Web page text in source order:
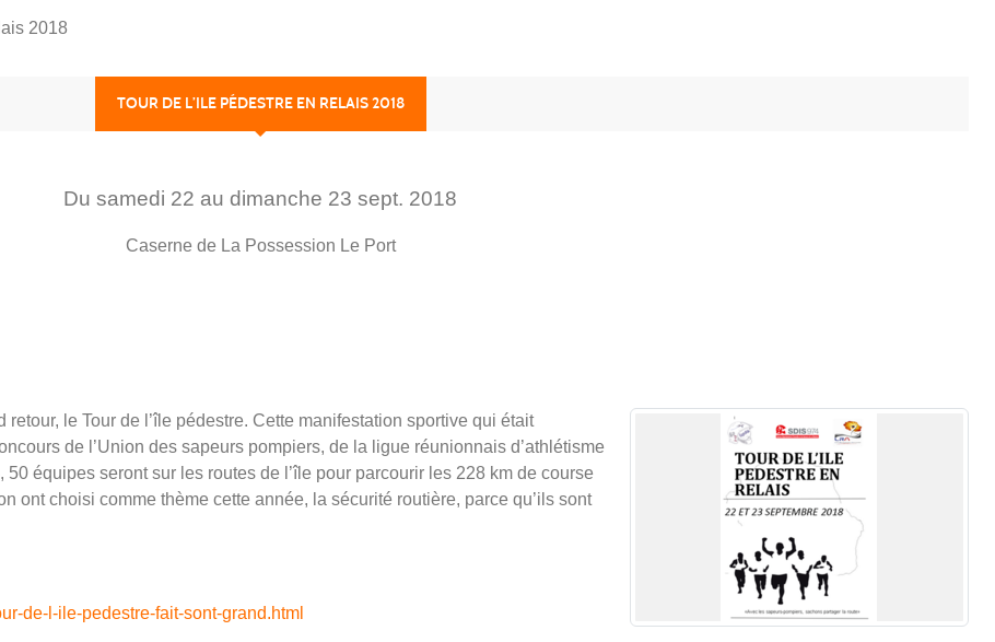
2018
TOUR DE L’ILE PÉDESTRE EN RELAIS 2018
Du samedi 22 au dimanche 23 sept. 2018
Caserne de La Possession Le Port
le Tour de l’île pédestre. Cette manifestation sportive qui était
de l’Union des sapeurs pompiers, de la ligue réunionnais d’athlétisme
équipes seront sur les routes de l’île pour parcourir les 228 km de course
ont choisi comme thème cette année, la sécurité routière, parce qu’ils sont
de-l-ile-pedestre-fait-sont-grand.html